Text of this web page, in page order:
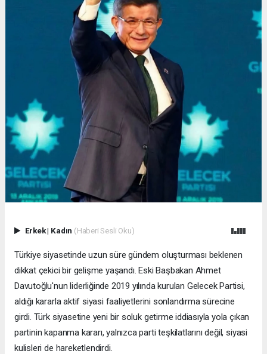
Erkek| Kadın (Haberi Sesli Oku)
Türkiye siyasetinde uzun süre gündem oluşturması beklenen
dikkat çekici bir gelişme yaşandı. Eski Başbakan Ahmet
Davutoğlu'nun liderliğinde 2019 yılında kurulan Gelecek Partisi,
aldığı kararla aktif siyasi faaliyetlerini sonlandırma sürecine
girdi. Türk siyasetine yeni bir soluk getirme iddiasıyla yola çıkan
partinin kapanma kararı, yalnızca parti teşkilatlarını değil, siyasi
kulisleri de hareketlendirdi.